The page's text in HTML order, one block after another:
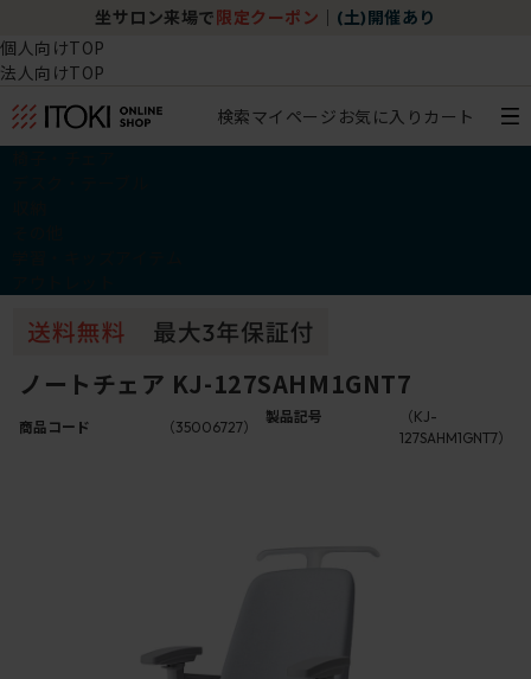
坐サロン来場で 限定クーポン (土)開催あり
個人向けTOP
法人向けTOP
検索マイページ お気に入り カート
ノートチェア KJ-127SAHM1GNT7
商品コード （35006727）
製品記号
（KJ-
127SAHM1GNT7）